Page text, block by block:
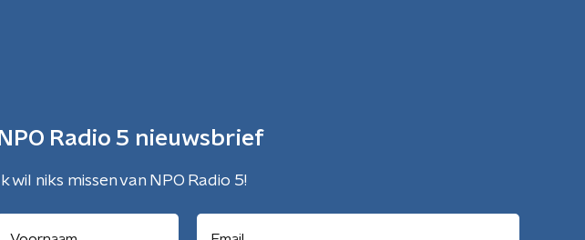
NPO Radio 5 nieuwsbrief
Ik wil niks missen van NPO Radio 5!